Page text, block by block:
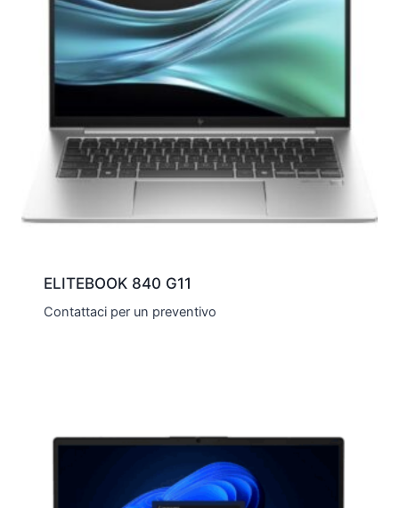
ELITEBOOK 840 G11
Contattaci per un preventivo